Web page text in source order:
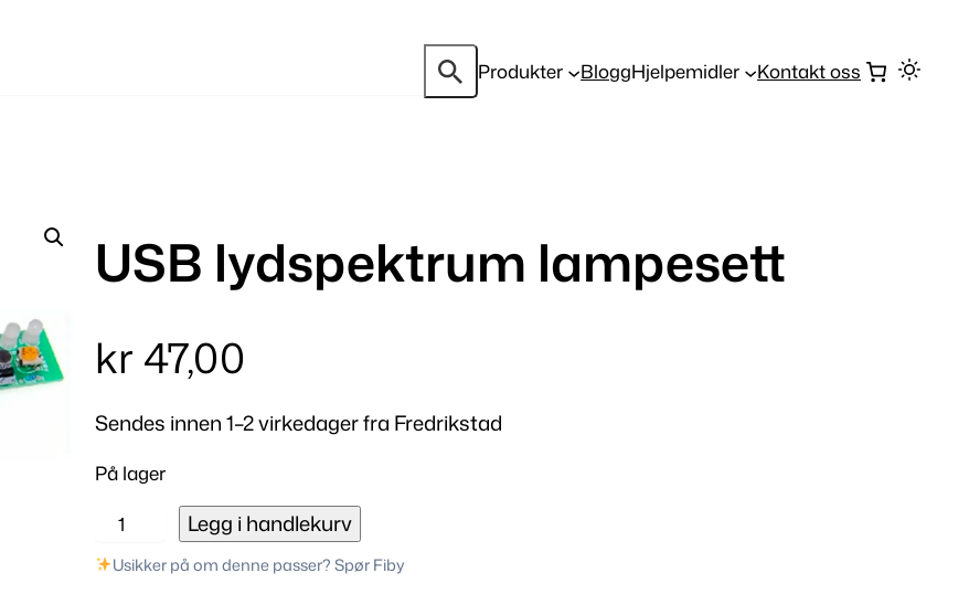
Produkter BloggHjelpemidler Kontakt oss
USB lydspektrum lampesett
kr 47,00
Sendes innen 1–2 virkedager fra Fredrikstad
På lager
B
Legg i handlekurv
Usikker på om denne passer? Spør Fiby